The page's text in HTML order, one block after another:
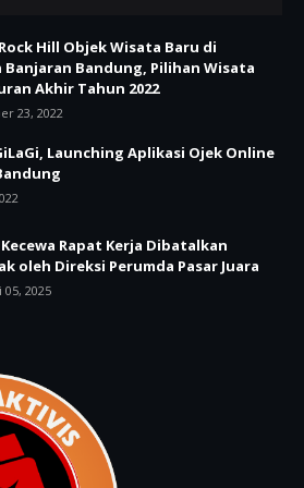
Hill Objek Wisata Baru di
Banjaran Bandung, Pilihan Wisata
Akhir Tahun 2022
23, 2022
Launching Aplikasi Ojek Online
Rapat Kerja Dibatalkan
oleh Direksi Perumda Pasar Juara
2025